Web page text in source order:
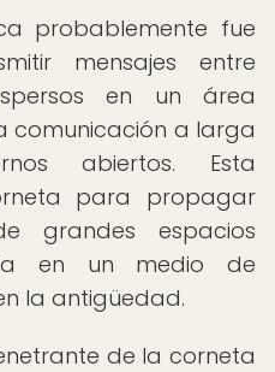
probablemente fue
mensajes entre
en un área
comunicación a larga
abiertos. Esta
para propagar
grandes espacios
en un medio de
la antigüedad.
de la corneta